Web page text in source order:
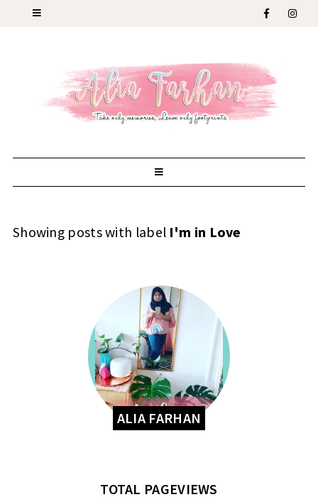
Showing posts with label I'm in Love
ALIA FARHAN
TOTAL PAGEVIEWS